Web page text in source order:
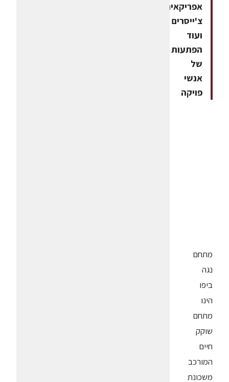
אפריקאים,
צ'ייסרים
ועוד
הפתעות
של
אנשי
פויקה
מתחם
נגה
ביפו
הינו
מתחם
שוקק
חיים
המורכב
משכונת